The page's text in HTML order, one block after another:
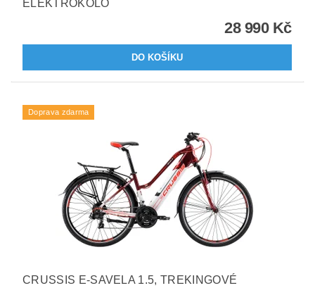
ELEKTROKOLO
28 990 Kč
Doprava zdarma
CRUSSIS E-SAVELA 1.5, TREKINGOVÉ